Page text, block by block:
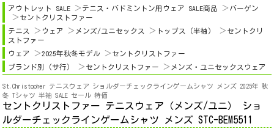
アウトレット SALE
テニス・バドミントン用ウェア SALE商品
バーゲン
セントクリストファー
テニス
ウェア メンズ/ユニセックス トップス（半袖）
セントクリ
ストファー
ウェア
2025年秋冬モデル
セントクリストファー
ブランド別（サ行）
セントクリストファー メンズ・ユニセックスウェア
St.Christopher テニスウェア ショルダーチェックラインゲームシャツ メンズ 2025年 秋
冬 Tシャツ 半袖 SALE セール 特価
セントクリストファー テニスウェア（メンズ/ユニ） ショ
ルダーチェックラインゲームシャツ メンズ STC-BEM5511